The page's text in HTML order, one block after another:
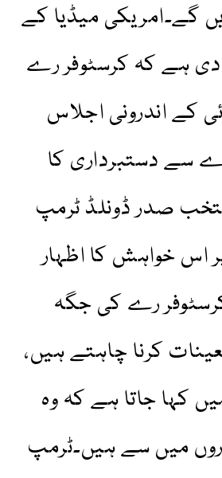
گے۔امریکی میڈیا کے
ہے کہ کرسٹوفر رے
کے اندرونی اجلاس
سے دستبرداری کا
صدر ڈونلڈ ٹرمپ
اس خواہش کا اظہار
رے کی جگہ
کرنا چاہتے ہیں،
کہا جاتا ہے کہ وہ
میں سے ہیں۔ٹرمپ